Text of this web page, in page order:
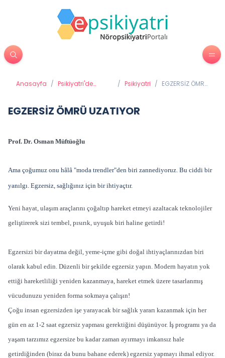
Anasayfa / Psikiyatri'de
/ Psikiyatri / EGZERSİZ ÖMRÜ
EGZERSİZ ÖMRÜ UZATIYOR
Prof. Dr. Osman Müftüoğlu
Ama çoğumuz onu hâlâ "moda trendler"den biri zannediyoruz. Bu ciddi bir
yanılgı. Egzersiz, sağlığınız için bir ihtiyaçtır.
Yeni hayat, ulaşım araçlarını çoğaltıp hareket etmeyi azaltacak teknolojiler
geliştirerek sizi tembel, pısırık, uyuşuk biri haline getirdi!
Egzersizi bir dayatma değil, yeme-içme gibi doğal ihtiyaçlarınızdan biri
olarak kabul edin. Düzenli bir şekilde egzersiz yapın. Modern hayatın yok
ettiği hareketliliği yeniden kazanmaya, hareket etmek üzere tasarlanmış
vücudunuzu yeniden forma sokmaya çalışın!
Çoğu insan egzersizden işe yarayacak bir sağlık yararı kazanmak için her
gün en az 1-2 saat egzersiz yapması gerektiğini düşünüyor. İş programı ya da
yaşam tarzımız egzersize bu kadar zaman ayırmayı imkansız hale
getirdiğinden (biraz da bunu bahane ederek) egzersiz yapmayı ihmal ediyor.